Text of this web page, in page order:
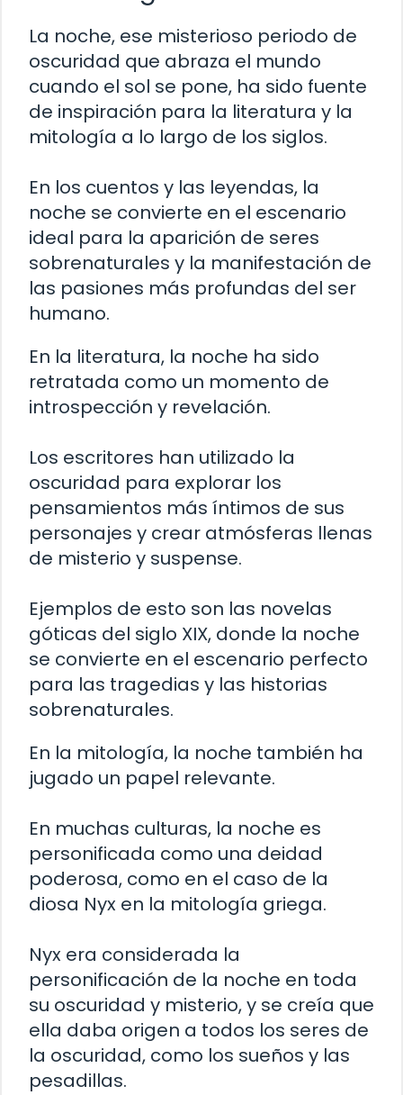
La noche, ese misterioso periodo de
oscuridad que abraza el mundo
cuando el sol se pone, ha sido fuente
de inspiración para la literatura y la
mitología a lo largo de los siglos.
En los cuentos y las leyendas, la
noche se convierte en el escenario
ideal para la aparición de seres
sobrenaturales y la manifestación de
las pasiones más profundas del ser
humano.
En la literatura, la noche ha sido
retratada como un momento de
introspección y revelación.
Los escritores han utilizado la
oscuridad para explorar los
pensamientos más íntimos de sus
personajes y crear atmósferas llenas
de misterio y suspense.
Ejemplos de esto son las novelas
góticas del siglo XIX, donde la noche
se convierte en el escenario perfecto
para las tragedias y las historias
sobrenaturales.
En la mitología, la noche también ha
jugado un papel relevante.
En muchas culturas, la noche es
personificada como una deidad
poderosa, como en el caso de la
diosa Nyx en la mitología griega.
Nyx era considerada la
personificación de la noche en toda
su oscuridad y misterio, y se creía que
ella daba origen a todos los seres de
la oscuridad, como los sueños y las
pesadillas.